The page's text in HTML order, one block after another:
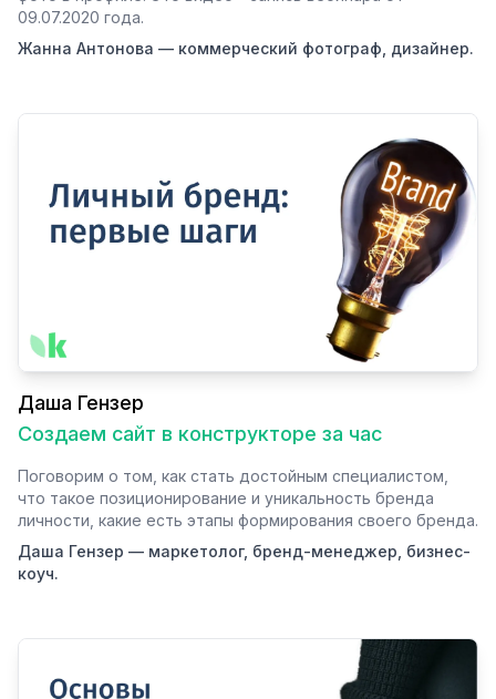
09.07.2020 года.
Жанна Антонова — коммерческий фотограф, дизайнер.
Даша Гензер
Создаем сайт в конструкторе за час
Поговорим о том, как стать достойным специалистом,
что такое позиционирование и уникальность бренда
личности, какие есть этапы формирования своего бренда.
Даша Гензер — маркетолог, бренд-менеджер, бизнес-
коуч.